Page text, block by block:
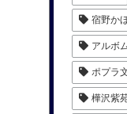
宿野か
アルボ
ポプラ
樺沢紫